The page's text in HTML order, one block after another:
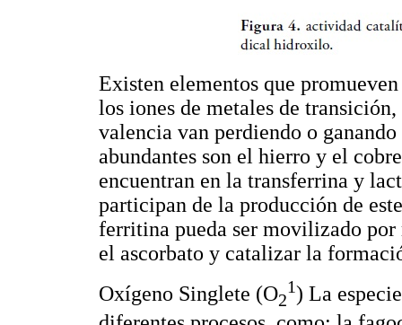
Existen elementos que
los iones de metales de
valencia van perdiendo o
abundantes son el hierro y el
encuentran en la transferrina y
participan de la producción de
ferritina pueda ser movilizado
el ascorbato y catalizar la
Oxígeno Singlete (O2
1) La